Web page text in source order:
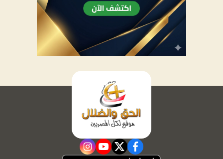
facebook
twitter
youtube
instagram